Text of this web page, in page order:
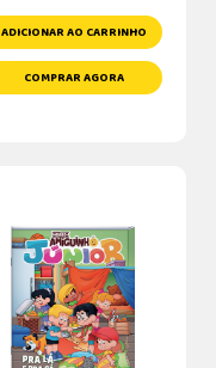
ADICIONAR AO CARRINHO
COMPRAR AGORA